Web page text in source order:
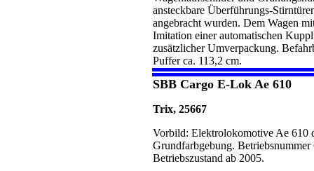
ansteckbare Überführungs-
angebracht wurden. Dem Wagen
Imitation einer automatischen
zusätzlicher Umverpackung.
Puffer ca. 113,2 cm.
SBB Cargo E-Lok Ae 610
Trix, 25667
Vorbild: Elektrolokomotive Ae 610
Grundfarbgebung.
Betriebszustand ab 2005.